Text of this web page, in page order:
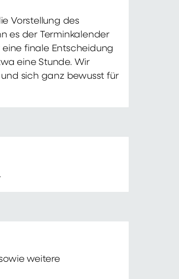
Vorstellung des
es der Terminkalender
finale Entscheidung
eine Stunde. Wir
sich ganz bewusst für
weitere